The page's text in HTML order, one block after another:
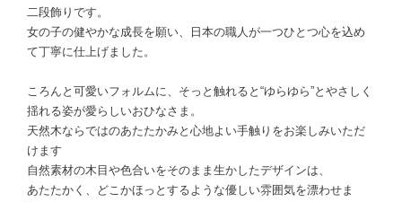
二段飾りです。
女の子の健やかな成長を願い、日本の職人が一つひとつ心を込め
て丁寧に仕上げました。
ころんと可愛いフォルムに、そっと触れると“ゆらゆら”とやさしく
揺れる姿が愛らしいおひなさま。
天然木ならではのあたたかみと心地よい手触りをお楽しみいただ
けます
自然素材の木目や色合いをそのまま生かしたデザインは、
あたたかく、どこかほっとするような優しい雰囲気を漂わせま